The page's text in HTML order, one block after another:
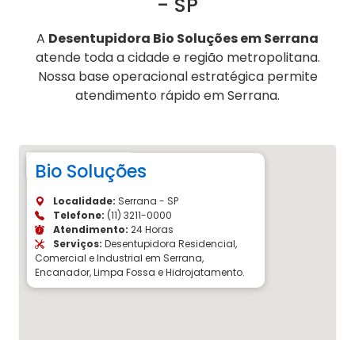
A Desentupidora Bio Soluções em Serrana
atende toda a cidade e região metropolitana.
Nossa base operacional estratégica permite
atendimento rápido em Serrana.
Bio Soluções
Localidade: Serrana - SP
Telefone: (11) 3211-0000
Atendimento: 24 Horas
Serviços: Desentupidora Residencial,
Comercial e Industrial em Serrana,
Encanador, Limpa Fossa e Hidrojatamento.